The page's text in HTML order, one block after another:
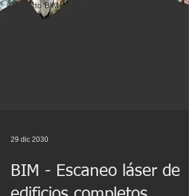
Proyecto BIM
Proyecto patrimonio
BIM - Escaneo láser de